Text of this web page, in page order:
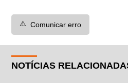
⚠️ Comunicar erro
NOTÍCIAS